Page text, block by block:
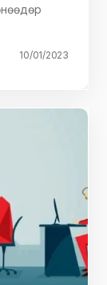
10/01/2023